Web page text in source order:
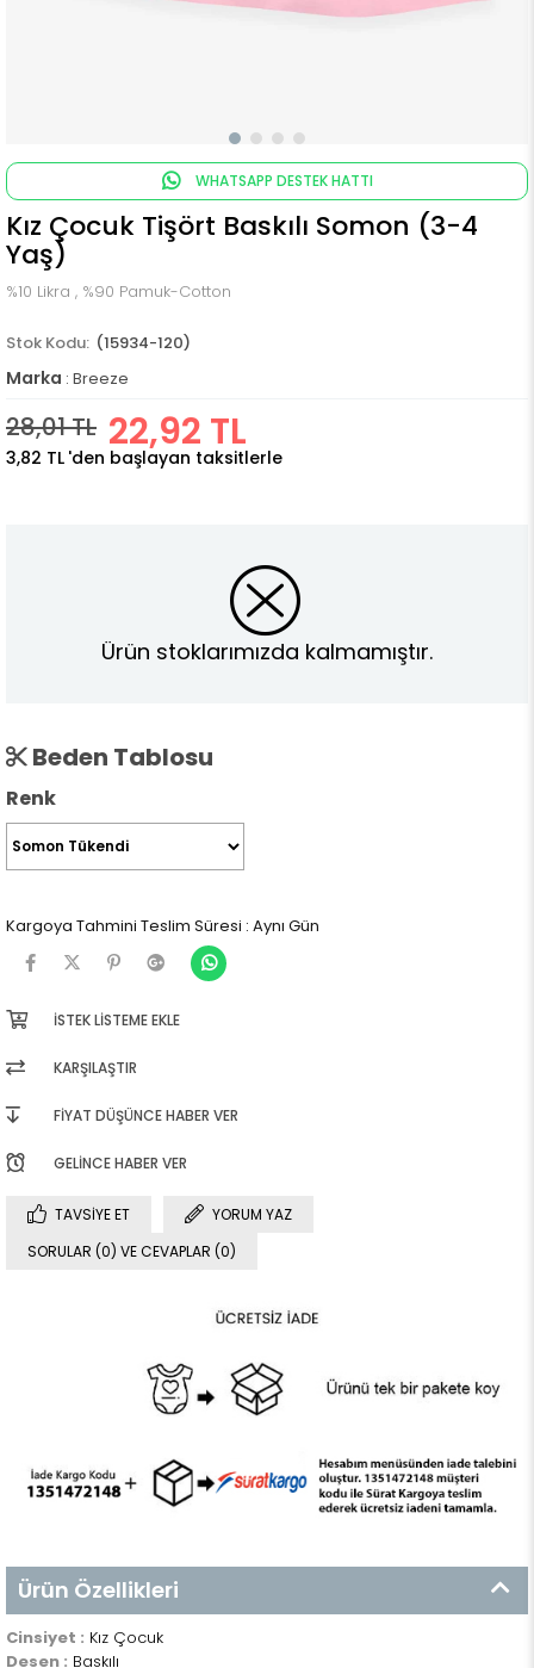
WHATSAPP DESTEK HATTI
Kız Çocuk Tişört Baskılı Somon (3-4
Yaş)
%10 Likra , %90 Pamuk-Cotton
(15934-120)
Marka : Breeze
28,01 TL 22,92 TL
3,82 TL 'den başlayan taksitlerle
Ürün stoklarımızda kalmamıştır.
Beden Tablosu
Renk
Kargoya Tahmini Teslim Süresi : Aynı Gün
İSTEK LISTEME EKLE
KARŞILAŞTIR
FIYAT DÜŞÜNCE HABER VER
GELINCE HABER VER
TAVSIYE ET
YORUM YAZ
SORULAR (0) VE CEVAPLAR (0)
Ürün Özellikleri
Cinsiyet : Kız Çocuk
Desen : Baskılı